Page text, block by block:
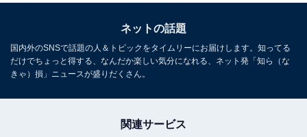
ネットの話題
国内外のSNSで話題の人＆トピックをタイムリーにお届けします。知ってる
だけでちょっと得する、なんだか楽しい気分になれる、ネット発「知ら（な
きゃ）損」ニュースが盛りだくさん。
関連サービス